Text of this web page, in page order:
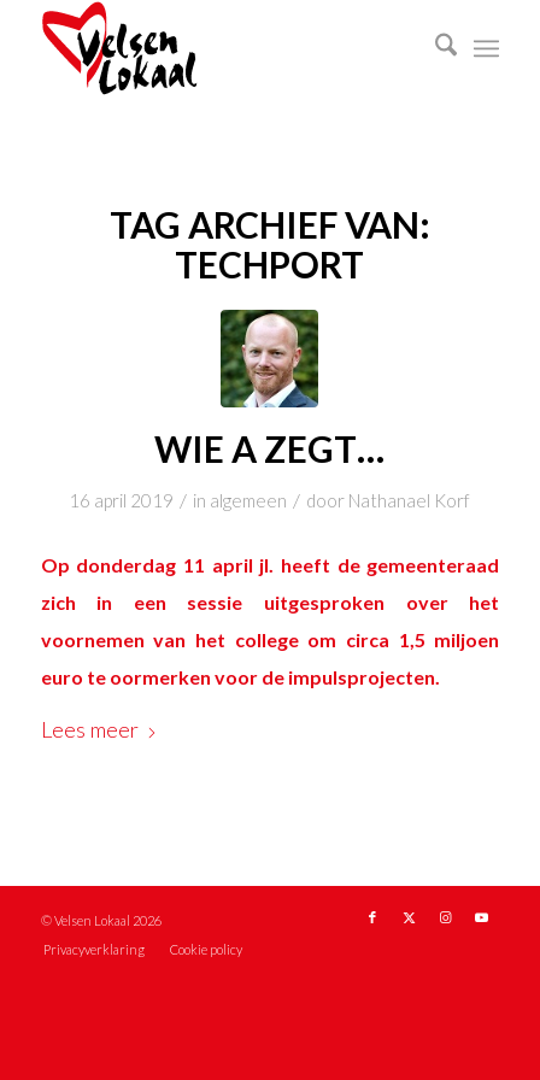
TAG ARCHIEF VAN:
TECHPORT
WIE A ZEGT…
16 april 2019 / in algemeen / door Nathanael Korf
Op donderdag 11 april jl. heeft de gemeenteraad
zich in een sessie uitgesproken over het
voornemen van het college om circa 1,5 miljoen
euro te oormerken voor de impulsprojecten.
Lees meer
© Velsen Lokaal 2026
Privacyverklaring
Cookie policy